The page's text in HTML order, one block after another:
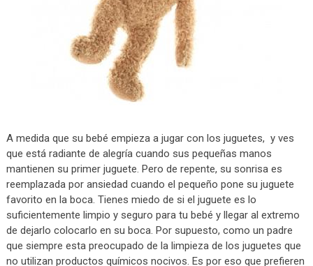
A medida que su bebé empieza a jugar con los juguetes, y ves
que está radiante de alegría cuando sus pequeñas manos
mantienen su primer juguete. Pero de repente, su sonrisa es
reemplazada por ansiedad cuando el pequeño pone su juguete
favorito en la boca. Tienes miedo de si el juguete es lo
suficientemente limpio y seguro para tu bebé y llegar al extremo
de dejarlo colocarlo en su boca. Por supuesto, como un padre
que siempre esta preocupado de la limpieza de los juguetes que
no utilizan productos químicos nocivos. Es por eso que prefieren